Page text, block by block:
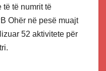
të të numrit të
Ohër në pesë muajt
52 aktivitete për